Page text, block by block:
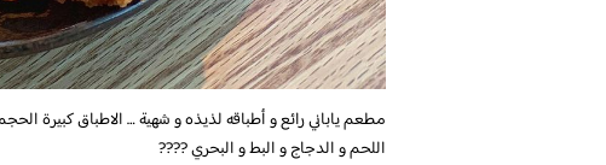
مطعم ياباني رائع و أطباقه لذيذه و شهية … الاطباق كبيرة
اللحم و الدجاج و البط و البحري ????